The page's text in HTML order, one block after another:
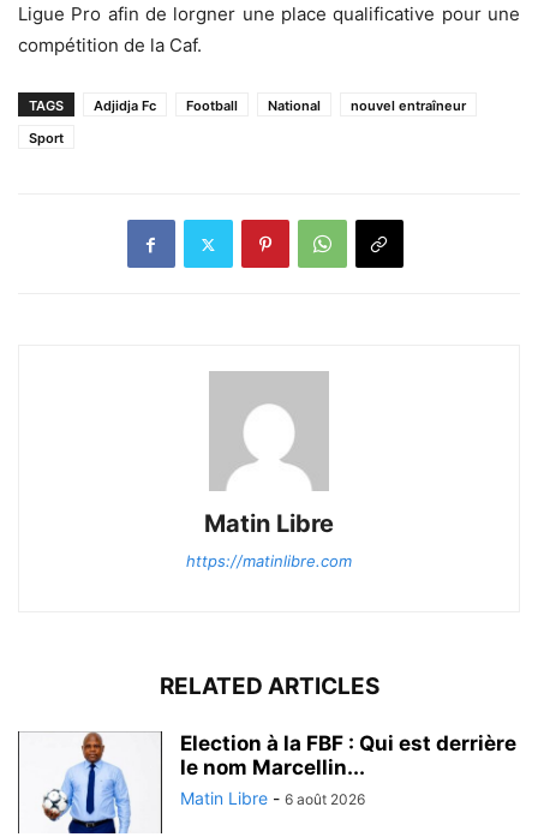
Ligue Pro afin de lorgner une place qualificative pour une
compétition de la Caf.
TAGS Adjidja Fc Football National
nouvel entraîneur
Sport
Matin Libre
https://matinlibre.com
RELATED ARTICLES
Election à la FBF : Qui est derrière
le nom Marcellin...
Matin Libre - 6 août 2026